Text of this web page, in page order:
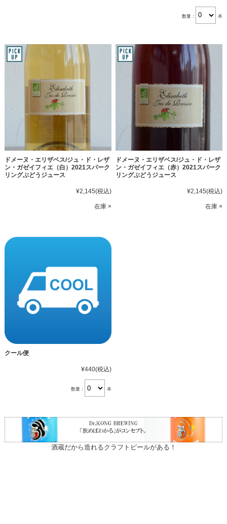
数量： 本
ドメーヌ・エリザベス/ジュ・ド・レザ
ン・ガゼイフィエ（白）2021スパーク
リングぶどうジュース
¥2,145(税込)
在庫 ×
ドメーヌ・エリザベス/ジュ・ド・レザ
ン・ガゼイフィエ（赤）2021スパーク
リングぶどうジュース
¥2,145(税込)
在庫 ×
クール便
¥440(税込)
数量： 本
酒蔵だから造れるクラフトビールがある！